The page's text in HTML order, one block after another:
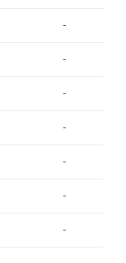
-
-
-
-
-
-
-